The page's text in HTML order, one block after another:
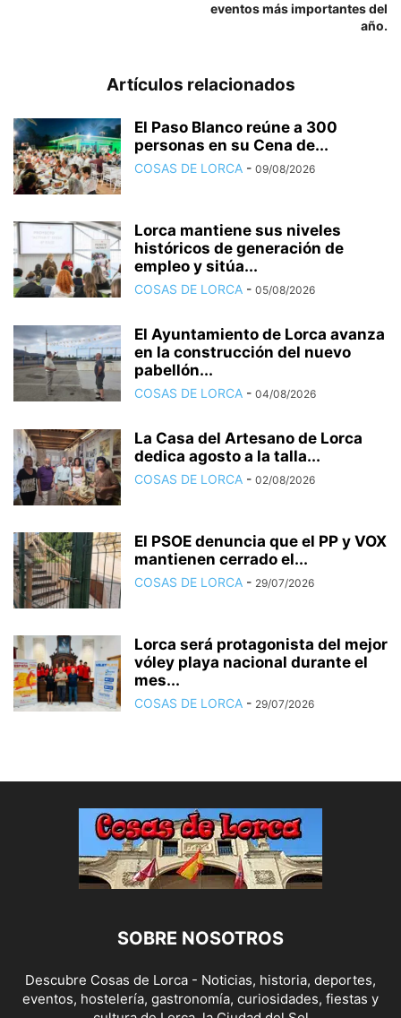
eventos más importantes del
año.
Artículos relacionados
El Paso Blanco reúne a 300
personas en su Cena de...
COSAS DE LORCA - 09/08/2026
Lorca mantiene sus niveles
históricos de generación de
empleo y sitúa...
COSAS DE LORCA - 05/08/2026
El Ayuntamiento de Lorca avanza
en la construcción del nuevo
pabellón...
COSAS DE LORCA - 04/08/2026
La Casa del Artesano de Lorca
dedica agosto a la talla...
COSAS DE LORCA - 02/08/2026
El PSOE denuncia que el PP y VOX
mantienen cerrado el...
COSAS DE LORCA - 29/07/2026
Lorca será protagonista del mejor
vóley playa nacional durante el
mes...
COSAS DE LORCA - 29/07/2026
SOBRE NOSOTROS
Descubre Cosas de Lorca - Noticias, historia, deportes,
eventos, hostelería, gastronomía, curiosidades, fiestas y